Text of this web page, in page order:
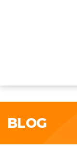
BLOG